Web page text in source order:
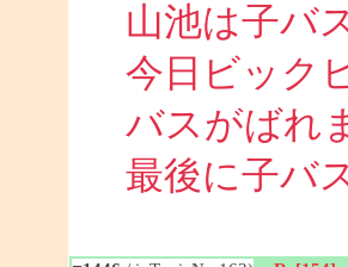
山池は子バ
今日ビック
バスがばれ
最後に子バ